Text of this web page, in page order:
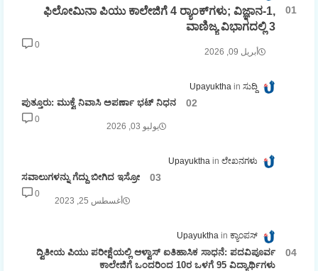
ಫಿಲೋಮಿನಾ ಪಿಯು ಕಾಲೇಜಿಗೆ 4 ರ್‍ಯಾಂಕ್‌ಗಳು; ವಿಜ್ಞಾನ-1,
ವಾಣಿಜ್ಯ ವಿಭಾಗದಲ್ಲಿ 3
أبريل 09, 2026
0
Upayuktha ಸುದ್ದಿ
ಪುತ್ತೂರು: ಮುಕ್ವೆ ನಿವಾಸಿ ಅಪರ್ಣಾ ಭಟ್ ನಿಧನ
يوليو 03, 2026
0
Upayuktha ಲೇಖನಗಳು
ಸವಾಲುಗಳನ್ನು ಗೆದ್ದು ಬೀಗಿದ ಇಸ್ರೋ
أغسطس 25, 2023
0
Upayuktha ಕ್ಯಾಂಪಸ್
ದ್ವಿತೀಯ ಪಿಯು ಪರೀಕ್ಷೆಯಲ್ಲಿ ಆಳ್ವಾಸ್ ಐತಿಹಾಸಿಕ ಸಾಧನೆ: ಪದವಿಪೂರ್ವ
ಕಾಲೇಜಿಗೆ ಒಂದರಿಂದ 10ರ ಒಳಗೆ 95 ವಿದ್ಯಾರ್ಥಿಗಳು